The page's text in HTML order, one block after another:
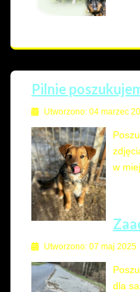
Pilnie
Utworzono: 04 marzec
w
Utworzono: 07 maj 2025
dla